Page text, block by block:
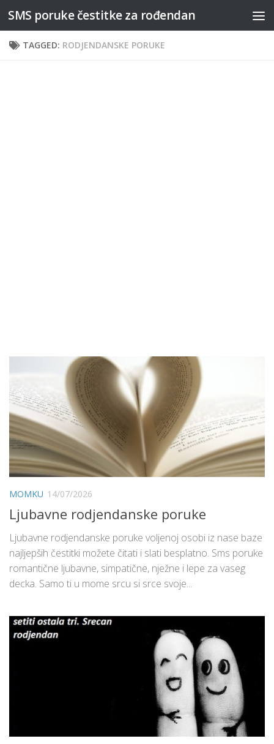
Skip to content
SMS poruke čestitke za rođendan
TAGGED: RODJENDANSKE PORUKE
MOMKU 14/07/2026
Ljubavne rodjendanske poruke
Ljubavne rodjendanske poruke voljenoj osobi iz nase baze
najljepših čestitki možete čitati i slati besplatno. Sms poruke
romantične ljubavne, simpatične, nježne i lepe za vaseg
decka. Samo ti u mome srcu si srce svoje...